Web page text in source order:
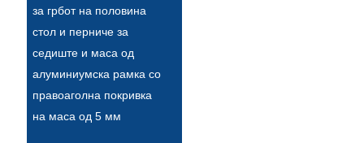
за грбот на половина
стол и перниче за
седиште и маса од
алуминиумска рамка со
правоаголна покривка
на маса од 5 мм